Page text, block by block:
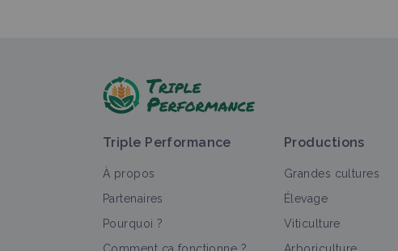
Triple Performance
À propos
Partenaires
Pourquoi ?
Productions
Grandes cultures
Élevage
Viticulture